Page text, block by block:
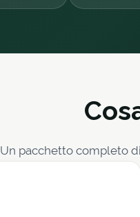
Un pacchetto completo